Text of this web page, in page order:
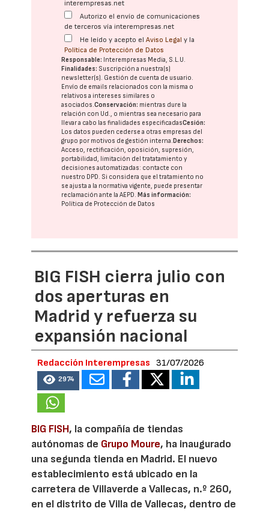
interempresas.net
Autorizo el envío de comunicaciones
de terceros vía interempresas.net
He leído y acepto elAviso Legal y la
Política de Protección de Datos
Responsable: Interempresas Media, S.L.U.
Finalidades: Suscripción a nuestra(s)
newsletter(s). Gestión de cuenta de usuario.
Envío de emails relacionados con la misma o
relativos a intereses similares o
asociados.Conservación: mientras dure la
relación con Ud., o mientras sea necesario para
llevar a cabo las finalidades especificadasCesión:
Los datos pueden cederse a otras empresas del
grupo por motivos de gestión interna. Derechos:
Acceso, rectificación, oposición, supresión,
portabilidad, limitación del tratatamiento y
decisiones automatizadas: contacte con
nuestro DPD. Si considera que el tratamiento no
se ajusta a la normativa vigente, puede presentar
reclamación ante laAEPD. Más información:
Política de Protección de Datos
BIG FISH cierra julio con
dos aperturas en
Madrid y refuerza su
expansión nacional
Redacción Interempresas 31/07/2026
2974
BIG FISH, la compañía de tiendas
autónomas de Grupo Moure, ha inaugurado
una segunda tienda en Madrid. El nuevo
establecimiento está ubicado en la
carretera de Villaverde a Vallecas, n.º 260,
en el distrito de Villa de Vallecas, dentro de